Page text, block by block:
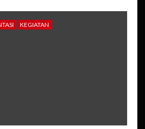
KEGIATAN